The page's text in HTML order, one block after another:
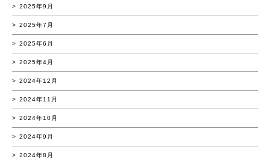
2025年9月
2025年7月
2025年6月
2025年4月
2024年12月
2024年11月
2024年10月
2024年9月
2024年8月